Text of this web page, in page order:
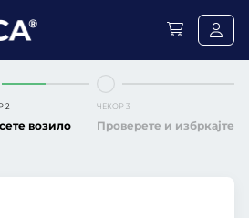
2
возило
ЧЕКОР 3
Проверете и избркајте